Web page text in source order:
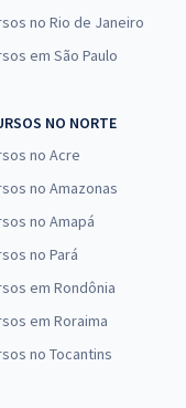
no Rio de Janeiro
em São Paulo
NO NORTE
no Acre
no Amazonas
no Amapá
no Pará
em Rondônia
em Roraima
no Tocantins